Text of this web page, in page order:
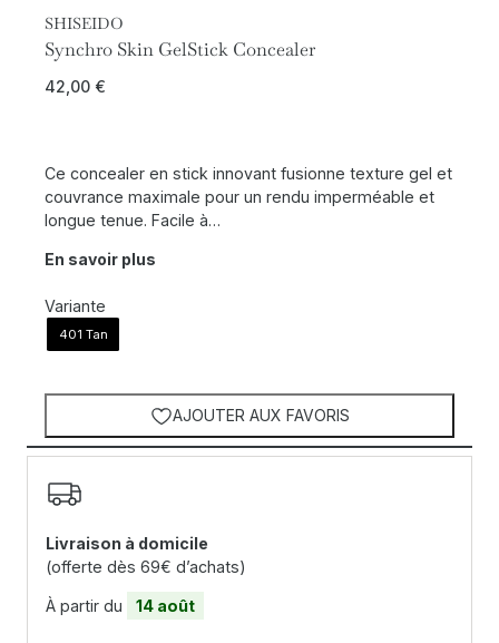
SHISEIDO
Synchro Skin GelStick Concealer
42,00 €
Ce concealer en stick innovant fusionne texture gel et
couvrance maximale pour un rendu imperméable et
longue tenue. Facile à…
En savoir plus
Variante
401 Tan
AJOUTER AUX FAVORIS
Livraison à domicile
(offerte dès 69€ d’achats)
À partir du 14 août